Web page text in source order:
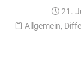
21.
Allgemein,